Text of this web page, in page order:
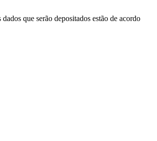
que serão depositados estão de acordo